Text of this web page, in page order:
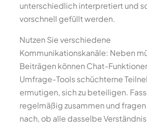
unterschiedlich interpretiert und
vorschnell gefüllt werden.
Nutzen Sie verschiedene
Kommunikationskanäle: Neben
Beiträgen können Chat-
Umfrage-Tools schüchterne
ermutigen, sich zu beteiligen.
regelmäßig zusammen und
nach, ob alle dasselbe